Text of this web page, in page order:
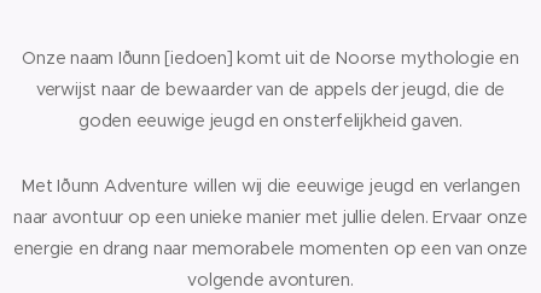
Onze naam Iðunn [iedoen] komt uit de Noorse mythologie en
verwijst naar de bewaarder van de appels der jeugd, die de
goden eeuwige jeugd en onsterfelijkheid gaven.
Met Iðunn Adventure willen wij die eeuwige jeugd en verlangen
naar avontuur op een unieke manier met jullie delen. Ervaar onze
energie en drang naar memorabele momenten op een van onze
volgende avonturen.